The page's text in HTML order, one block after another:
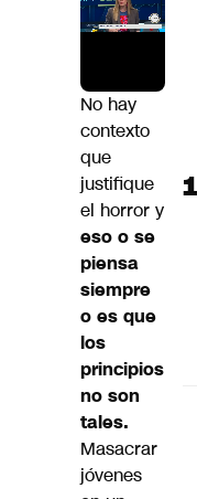
No hay
contexto
que
justifique
el horror y
eso o se
piensa
siempre
o es que
los
principios
no son
tales.
Masacrar
jóvenes